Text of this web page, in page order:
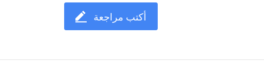
أكتب مراجعة